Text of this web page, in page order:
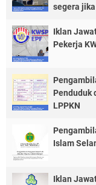
segera
Iklan
Pekerja
Penduduk
LPPKN
Islam
Iklan